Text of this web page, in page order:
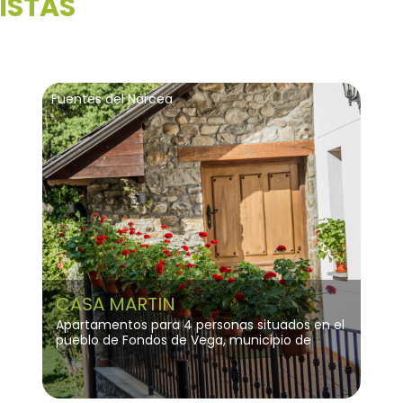
Pasearemos entre árboles centenarios y
singulares provenientes de distintos lugares
Fuentes del Narcea
CASA MARTIN
Apartamentos para 4 personas situados en el
pueblo de Fondos de Vega, municipio de
Degaña, la casa tiene jardín, terraza,
barbacoa y parking